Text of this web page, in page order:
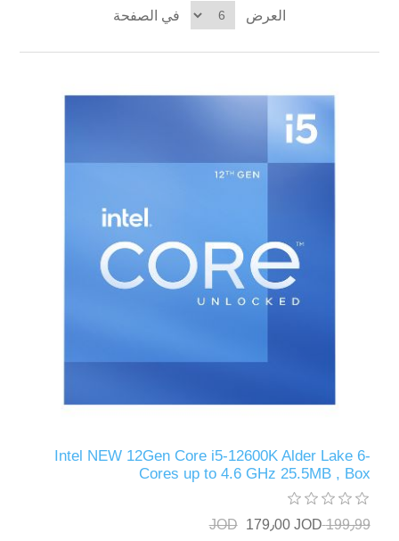
العرض في الصفحة
Intel NEW 12Gen Core i5-12600K Alder Lake 6-
Cores up to 4.6 GHz 25.5MB , Box
199٫99 JOD 179٫00 JOD